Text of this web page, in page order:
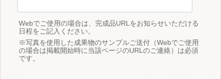
Webでご使用の場合は、完成品URLをお知らせいただける
日程をご記入ください。
※写真を使用した成果物のサンプルご送付（Webでご使用
の場合は掲載開始時に当該ページのURLのご連絡）は必須
です。